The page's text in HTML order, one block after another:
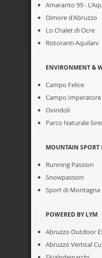
Amaranto 99 -
Dimore d'Abruzzo
Lo Chalet di Ocre
Ristoranti Aquilani
ENVIRONMENT &
Campo Felice
Campo Imperatore
Ovindoli
Parco Naturale
MOUNTAIN SPORT
Running Passion
Snowpassion
Sport di Montagna
POWERED BY LYM
Abruzzo Outdoor
Abruzzo Vertical